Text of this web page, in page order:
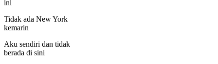
ini
Tidak ada New York
kemarin
Aku sendiri dan tidak
berada di sini